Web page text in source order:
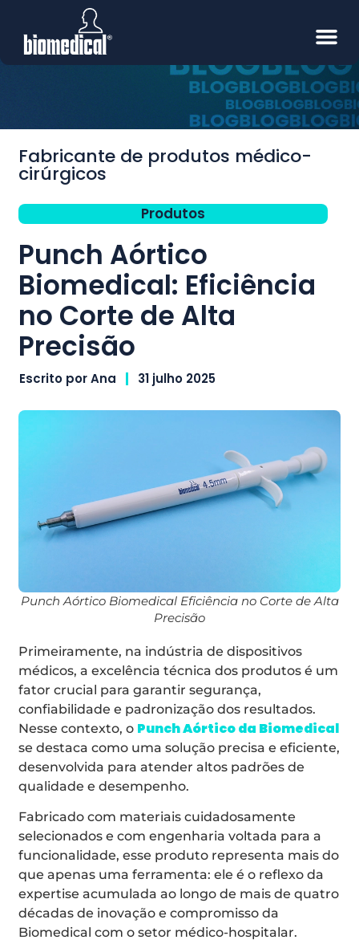
Fabricante de produtos médico-
cirúrgicos
Produtos
Punch Aórtico
Biomedical: Eficiência
no Corte de Alta
Precisão
Escrito porAna 31 julho 2025
Punch Aórtico Biomedical Eficiência no Corte de Alta
Precisão
Primeiramente, na indústria de dispositivos
médicos, a excelência técnica dos produtos é um
fator crucial para garantir segurança,
confiabilidade e padronização dos resultados.
Nesse contexto, o Punch Aórtico da Biomedical
se destaca como uma solução precisa e eficiente,
desenvolvida para atender altos padrões de
qualidade e desempenho.
Fabricado com materiais cuidadosamente
selecionados e com engenharia voltada para a
funcionalidade, esse produto representa mais do
que apenas uma ferramenta: ele é o reflexo da
expertise acumulada ao longo de mais de quatro
décadas de inovação e compromisso da
Biomedical com o setor médico-hospitalar.